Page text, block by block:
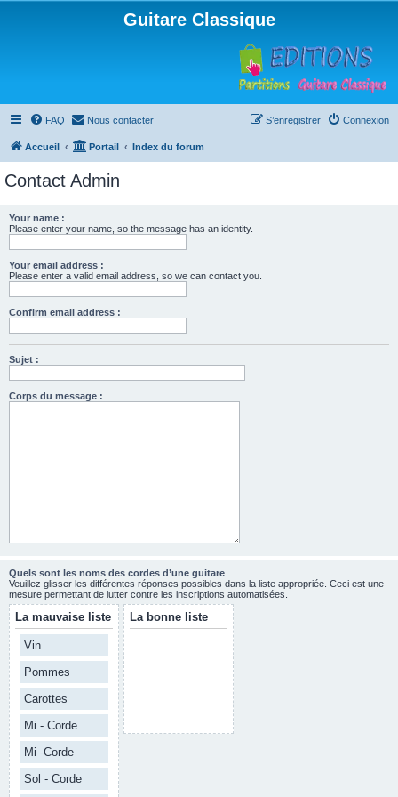
Guitare Classique
FAQ Nous contacter Connexion
S’enregistrer
Accueil Portail Index du forum
Contact Admin
Your name :
Please enter your name, so the message has an identity.
Your email address :
Please enter a valid email address, so we can contact you.
Confirm email address :
Sujet :
Corps du message :
Quels sont les noms des cordes d’une guitare
Veuillez glisser les différentes réponses possibles dans la liste appropriée. Ceci est une
mesure permettant de lutter contre les inscriptions automatisées.
La mauvaise liste
Vin
Pommes
Carottes
Mi - Corde
Mi -Corde
Sol - Corde
La bonne liste